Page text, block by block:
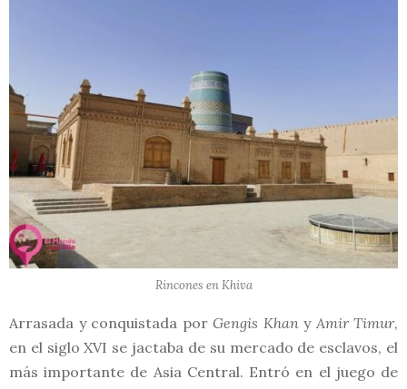
Rincones en Khiva
Arrasada y conquistada por Gengis Khany Amir Timur,
en el siglo XVI se jactaba de su mercado de esclavos, el
más importante de Asia Central. Entró en el juego de